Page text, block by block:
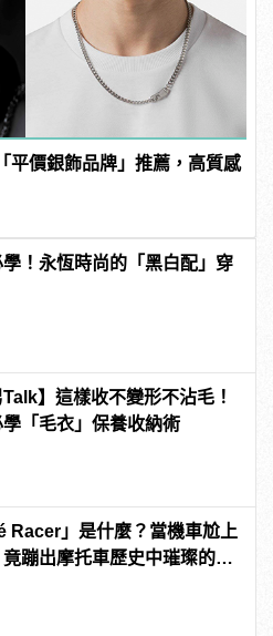
平價銀飾品牌」推薦，高質感
！永恆時尚的「黑白配」穿
Talk】這樣收不變形不沾毛！
「毛衣」保養收納術
Racer」是什麼？當機車尬上
竟蹦出摩托車歷史中璀璨的火